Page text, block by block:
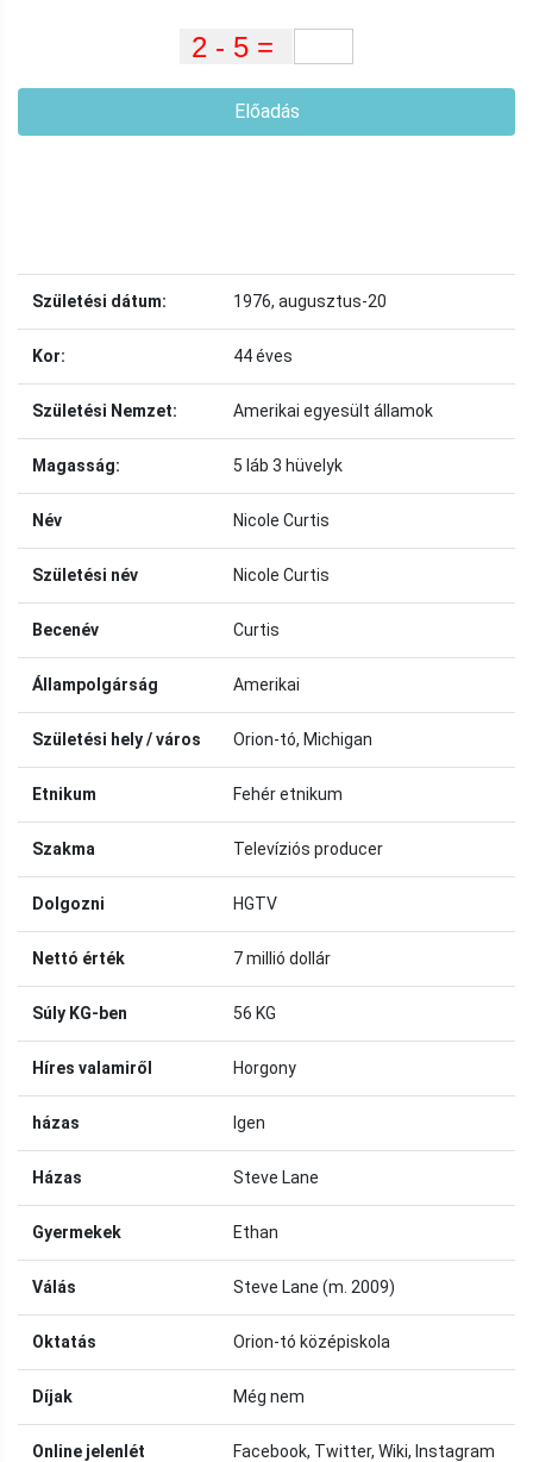
Előadás
Születési dátum: 1976, augusztus-20
Kor: 44 éves
Születési Nemzet: Amerikai egyesült államok
Magasság: 5 láb 3 hüvelyk
Név Nicole Curtis
Születési név Nicole Curtis
Becenév Curtis
Állampolgárság Amerikai
Születési hely / város Orion-tó, Michigan
Etnikum Fehér etnikum
Szakma Televíziós producer
Dolgozni HGTV
Nettó érték 7 millió dollár
Súly KG-ben 56 KG
Híres valamiről Horgony
házas Igen
Házas Steve Lane
Gyermekek Ethan
Válás Steve Lane (m. 2009)
Oktatás Orion-tó középiskola
Díjak Még nem
Online jelenlét Facebook, Twitter, Wiki, Instagram